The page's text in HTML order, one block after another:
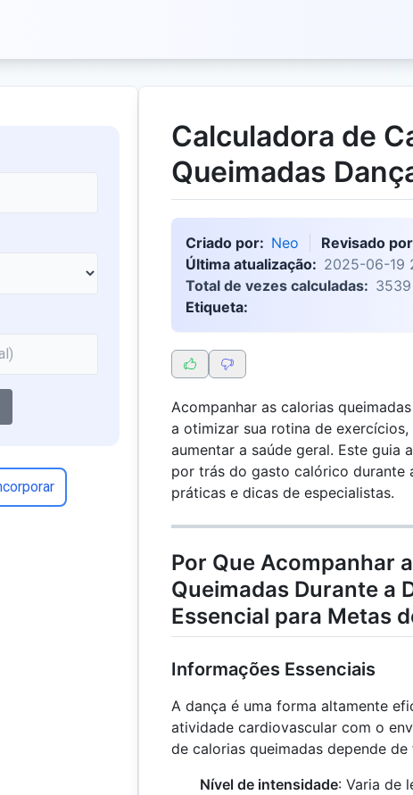
Calculadora de
Queimadas
Criado por: Neo Revisado
Última atualização: 2025-06-19
Total de vezes calculadas: 3539
Etiqueta:
Acompanhar as calorias
a otimizar sua rotina de
aumentar a saúde geral. Este guia
por trás do gasto calórico durante
práticas e dicas de especialistas.
Por Que Acompanhar
Queimadas Durante a
Essencial para Metas
Informações Essenciais
A dança é uma forma altamente
atividade cardiovascular com o
de calorias queimadas depende
Nível de intensidade: Varia de